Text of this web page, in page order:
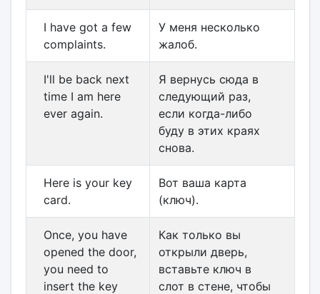
I have got a few
complaints.
У меня несколько
жалоб.
I'll be back next
time I am here
ever again.
Я вернусь сюда в
следующий раз,
если когда-либо
буду в этих краях
снова.
Here is your key
card.
Вот ваша карта
(ключ).
Once, you have
opened the door,
you need to
insert the key
Как только вы
открыли дверь,
вставьте ключ в
слот в стене, чтобы